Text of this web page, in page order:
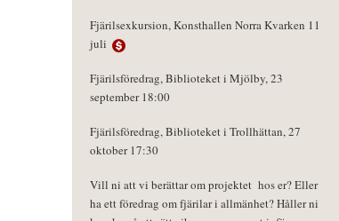
Fjärilsexkursion, Konsthallen Norra Kvarken 11
juli
Fjärilsföredrag, Biblioteket i Mjölby, 23
september 18:00
Fjärilsföredrag, Biblioteket i Trollhättan, 27
oktober 17:30
Vill ni att vi berättar om projektet hos er? Eller
ha ett föredrag om fjärilar i allmänhet? Håller ni